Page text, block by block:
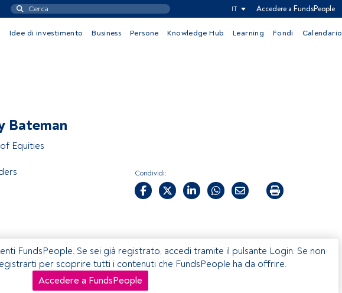
IT Accedere a FundsPeople
Idee di investimento Business Persone Knowledge Hub Learning Fondi Calendario
Bateman
Equities
Condividi:
FundsPeople. Se sei già registrato, accedi tramite il pulsante Login. Se non
per scoprire tutti i contenuti che FundsPeople ha da offrire.
Accedere a FundsPeople